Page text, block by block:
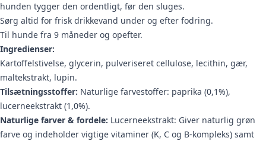
hunden tygger den ordentligt, før den sluges.
Sørg altid for frisk drikkevand under og efter fodring.
Til hunde fra 9 måneder og opefter.
Ingredienser:
Kartoffelstivelse, glycerin, pulveriseret cellulose, lecithin, gær,
maltekstrakt, lupin.
Tilsætningsstoffer: Naturlige farvestoffer: paprika (0,1%),
lucerneekstrakt (1,0%).
Naturlige farver & fordele: Lucerneekstrakt: Giver naturlig grøn
farve og indeholder vigtige vitaminer (K, C og B-kompleks) samt